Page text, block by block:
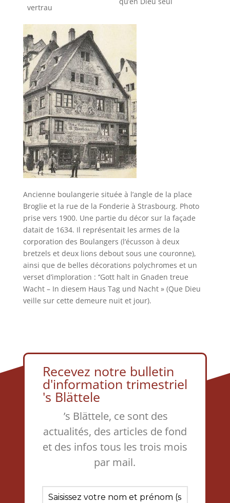
vertrau
Ancienne boulangerie située à l’angle de la place
Broglie et la rue de la Fonderie à Strasbourg. Photo
prise vers 1900. Une partie du décor sur la façade
datait de 1634. Il représentait les armes de la
corporation des Boulangers (l’écusson à deux
bretzels et deux lions debout sous une couronne),
ainsi que de belles décorations polychromes et un
verset d’imploration : ‘’Gott halt in Gnaden treue
Wacht – In diesem Haus Tag und Nacht » (Que Dieu
veille sur cette demeure nuit et jour).
Recevez notre bulletin
d'information trimestriel
's Blättele
’s Blättele, ce sont des
actualités, des articles de fond
et des infos tous les trois mois
par mail.